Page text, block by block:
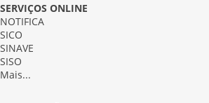
SERVIÇOS ONLINE
NOTIFICA
SICO
SINAVE
SISO
Mais...